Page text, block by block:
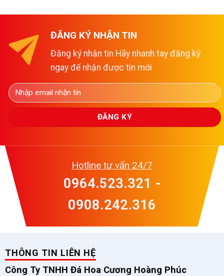
ĐĂNG KÝ NHẬN TIN
Đăng ký nhận tin Hãy nhanh tay đăng ký
ngay để nhận được tin mới
Hotline tư vấn 24/7
0964.523.321 -
0908.242.316
THÔNG TIN LIÊN HỆ
Công Ty TNHH Đá Hoa Cương Hoàng Phúc